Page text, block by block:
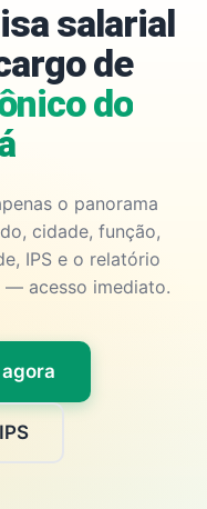
salarial
de
do
o panorama
cidade, função,
IPS e o relatório
— acesso imediato.